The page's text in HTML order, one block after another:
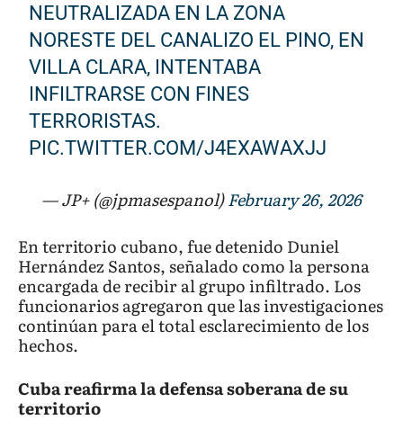
NEUTRALIZADA EN LA ZONA
NORESTE DEL CANALIZO EL PINO, EN
VILLA CLARA, INTENTABA
INFILTRARSE CON FINES
TERRORISTAS.
PIC.TWITTER.COM/J4EXAWAXJJ
— JP+ (@jpmasespanol)February 26, 2026
En territorio cubano, fue detenido Duniel
Hernández Santos, señalado como la persona
encargada de recibir al grupo infiltrado. Los
funcionarios agregaron que las investigaciones
continúan para el total esclarecimiento de los
hechos.
Cuba reafirma la defensa soberana de su
territorio